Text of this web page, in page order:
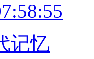
记忆